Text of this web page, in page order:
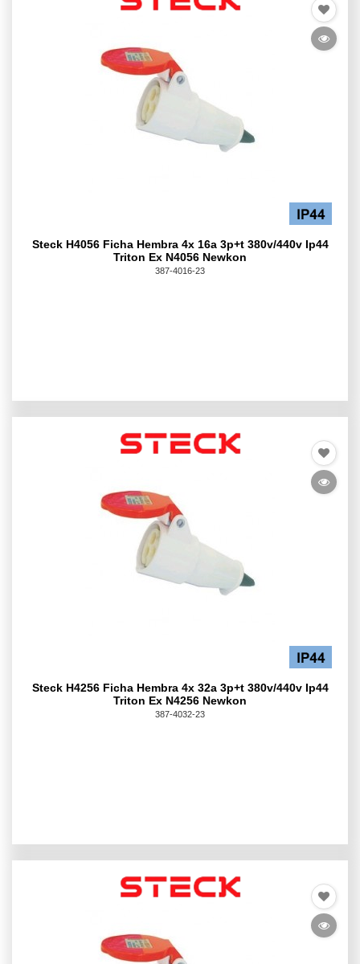
Steck H4056 Ficha Hembra 4x 16a 3p+t 380v/440v Ip44
Triton Ex N4056 Newkon
387-4016-23
Steck H4256 Ficha Hembra 4x 32a 3p+t 380v/440v Ip44
Triton Ex N4256 Newkon
387-4032-23